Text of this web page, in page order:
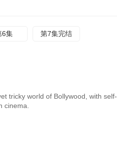
6集 第7集完结
tricky world of Bollywood, with self-
cinema.